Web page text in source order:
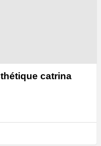
catrina